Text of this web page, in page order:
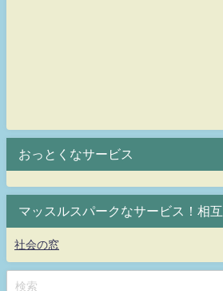
おっとくなサービス
マッスルスパークなサービス！相互
社会の窓